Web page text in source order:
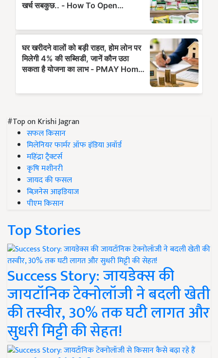
#Top on Krishi Jagran
सफल किसान
मिलेनियर फार्मर ऑफ इंडिया अवॉर्ड
महिंद्रा ट्रैक्टर्स
कृषि मशीनरी
जायद की फसल
बिज़नेस आइडियाज
पीएम किसान
Top Stories
Success Story: जायडेक्स की
जायटॉनिक टेक्नोलॉजी ने बदली खेती
की तस्वीर, 30% तक घटी लागत और
सुधरी मिट्टी की सेहत!